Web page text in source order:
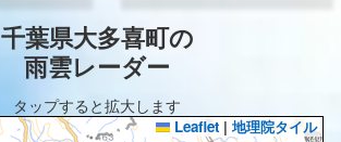
千葉県大多喜町の
雨雲レーダー
タップすると拡大します
Leaflet | 地理院タイル